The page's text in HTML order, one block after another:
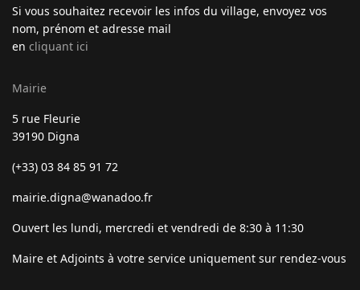
Si vous souhaitez recevoir les infos du village, envoyez vos
nom, prénom et adresse mail
en cliquant ici
Mairie
5 rue Fleurie
39190 Digna
(+33) 03 84 85 91 72
mairie.digna@wanadoo.fr
Ouvert les lundi, mercredi et vendredi de 8:30 à 11:30
Maire et Adjoints à votre service uniquement sur rendez-vous